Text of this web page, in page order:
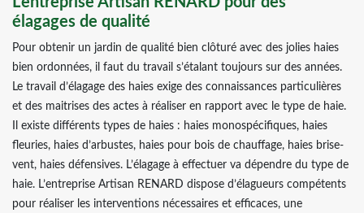
élagages de qualité
Pour obtenir un jardin de qualité bien clôturé avec des jolies haies
bien ordonnées, il faut du travail s’étalant toujours sur des années.
Le travail d’élagage des haies exige des connaissances particulières
et des maitrises des actes à réaliser en rapport avec le type de haie.
Il existe différents types de haies : haies monospécifiques, haies
fleuries, haies d’arbustes, haies pour bois de chauffage, haies brise-
vent, haies défensives. L’élagage à effectuer va dépendre du type de
haie. L’entreprise Artisan RENARD dispose d’élagueurs compétents
pour réaliser les interventions nécessaires et efficaces, une